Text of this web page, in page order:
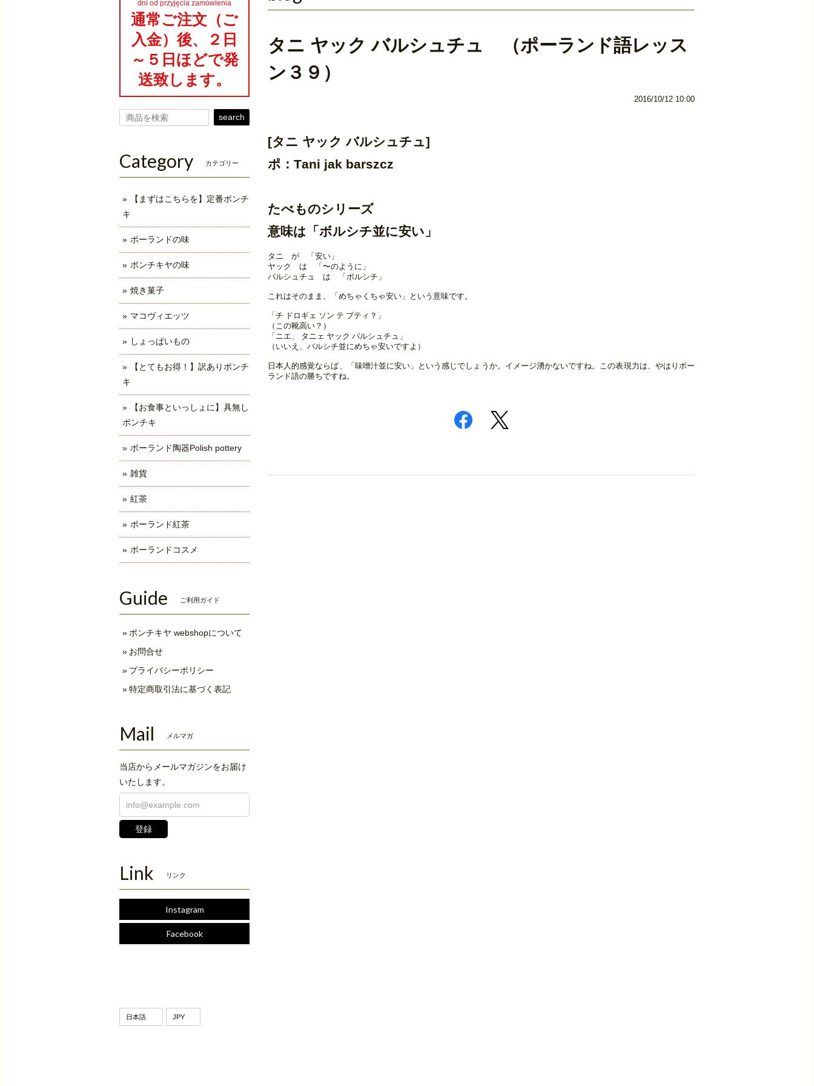
タニ ヤック バルシュチュ （ポーランド語レッス
ン３９）
2016/10/12 10:00
[タニ ヤック バルシュチュ]
ポ：Tani jak barszcz
たべものシリーズ
意味は「ボルシチ並に安い」
タニ が 「安い」
ヤック は 「〜のように」
バルシュチュ は 「ボルシチ」
これはそのまま、「めちゃくちゃ安い」という意味です。
「チ ドロギェ ソン テ ブティ？」
（この靴高い？）
「ニエ、 タニェ ヤック バルシュチュ」
（いいえ、バルシチ並にめちゃ安いですよ）
日本人的感覚ならば、「味噌汁並に安い」という感じでしょうか。イメージ湧かないですね。この表現力は、やはりポー
ランド語の勝ちですね。
dni od przyjęcia zamówienia
通常ご注文（ご
入金）後、２日
～５日ほどで発
送致します。
search
Category カテゴリー
【まずはこちらを】定番ポンチ
キ
ポーランドの味
ポンチキヤの味
焼き菓子
マコヴィエッツ
しょっぱいもの
【とてもお得！】訳ありポンチ
キ
【お食事といっしょに】具無し
ポンチキ
ポーランド陶器Polish pottery
雑貨
紅茶
ポーランド紅茶
ポーランドコスメ
Guide ご利用ガイド
ポンチキヤ webshopについて
お問合せ
プライバシーポリシー
特定商取引法に基づく表記
Mail メルマガ
当店からメールマガジンをお届け
いたします。
登録
Link リンク
Instagram
Facebook